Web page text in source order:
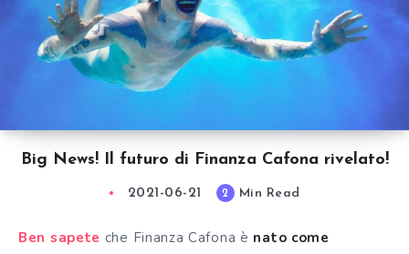
Big News! Il futuro di Finanza Cafona rivelato!
2021-06-21 2 Min Read
Ben sapete che Finanza Cafona è nato come